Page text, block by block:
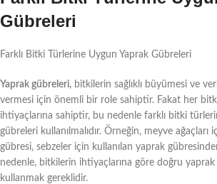
Gübreleri
Farklı Bitki Türlerine Uygun Yaprak Gübreleri
Yaprak gübreleri, bitkilerin sağlıklı büyümesi ve
vermesi için önemli bir role sahiptir. Fakat her
ihtiyaçlarına sahiptir, bu nedenle farklı bitki
gübreleri kullanılmalıdır. Örneğin, meyve ağaçları
gübresi, sebzeler için kullanılan yaprak
nedenle, bitkilerin ihtiyaçlarına göre doğru
kullanmak gereklidir.